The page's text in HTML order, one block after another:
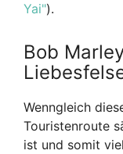
Yai").
Bob
Wenngleich
Touristenroute
ist und somit